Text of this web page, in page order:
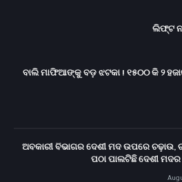
ଲିଫ୍ଟ ନ
ବାଲି ମାଫିଆଙ୍କୁ ବଡ଼ ଝଟକା ! ୧୫୦୦ କି ୨
ଅବକାରୀ ବିଭାଗର ଦେଶୀ ମଦ ଉପରେ ଚଢ଼ାଉ,
ପଠା ପାଲଟିଛି ଦେଶୀ